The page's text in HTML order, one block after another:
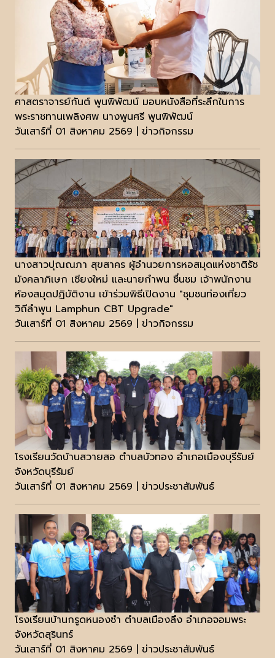
ศาสตราจารย์กันต์ พูนพิพัฒน์ มอบหนังสือที่ระลึกในการ
พระราชทานเพลิงศพ นางพูนศรี พูนพิพัฒน์
วันเสาร์ที่ 01 สิงหาคม 2569 | ข่าวกิจกรรม
นางสาวปุณณภา สุขสาคร ผู้อำนวยการหอสมุดแห่งชาติรัช
มังคลาภิเษก เชียงใหม่ และนายกำพน ชื่นชม เจ้าพนักงาน
ห้องสมุดปฏิบัติงาน เข้าร่วมพิธีเปิดงาน "ชุมชนท่องเที่ยว
วิถีลำพูน Lamphun CBT Upgrade"
วันเสาร์ที่ 01 สิงหาคม 2569 | ข่าวกิจกรรม
โรงเรียนวัดบ้านสวายสอ ตำบลบัวทอง อำเภอเมืองบุรีรัมย์
จังหวัดบุรีรัมย์
วันเสาร์ที่ 01 สิงหาคม 2569 | ข่าวประชาสัมพันธ์
โรงเรียนบ้านกรูดหนองซำ ตำบลเมืองลึง อำเภอจอมพระ
จังหวัดสุรินทร์
วันเสาร์ที่ 01 สิงหาคม 2569 | ข่าวประชาสัมพันธ์